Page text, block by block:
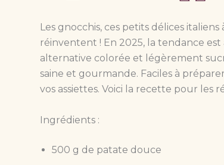
Les gnocchis, ces petits délices
réinventent ! En 2025, la tendance
alternative colorée et légèrement
saine et gourmande. Faciles à
vos assiettes. Voici la recette pour les
Ingrédients :
500 g de patate douce